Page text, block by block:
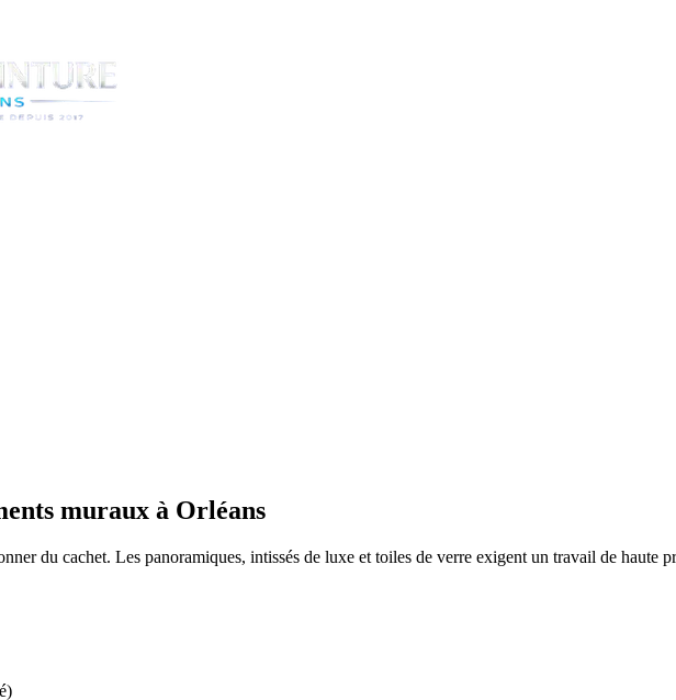
muraux à Orléans
du cachet. Les panoramiques, intissés de luxe et toiles de verre exigent un travail de haute